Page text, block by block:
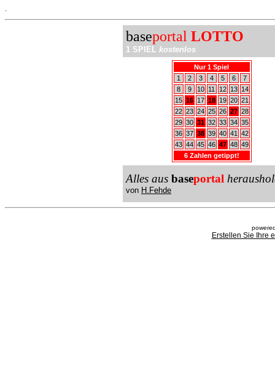
baseportal LOTTO
1 SPIEL kostenlos
Nur 1 Spiel
1
2 3 4 5 6
7
8
9 10 11 12 13
14
15 16 17 18 19 20 21
22 23 24 25 26 27 28
29 30 31 32 33 34 35
36 37 38 39 40 41
42
43 44 45 46 47 48 49
6 Zahlen getippt!
Alles aus baseportal
von H.Fehde
Erstellen Sie Ihre